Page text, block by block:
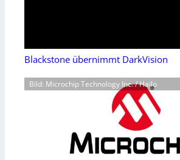
Blackstone übernimmt DarkVision
Bild: Microchip Technology Inc. / Hailo